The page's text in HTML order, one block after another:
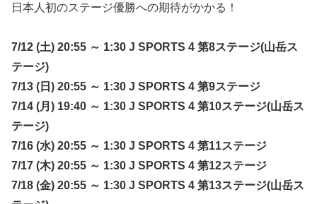
日本人初のステージ優勝への期待がかかる！
7/12 (土) 20:55 ～ 1:30 J SPORTS 4 第8ステージ(山岳ス
テージ)
7/13 (日) 20:55 ～ 1:30 J SPORTS 4 第9ステージ
7/14 (月) 19:40 ～ 1:30 J SPORTS 4 第10ステージ(山岳ス
テージ)
7/16 (水) 20:55 ～ 1:30 J SPORTS 4 第11ステージ
7/17 (木) 20:55 ～ 1:30 J SPORTS 4 第12ステージ
7/18 (金) 20:55 ～ 1:30 J SPORTS 4 第13ステージ(山岳ス